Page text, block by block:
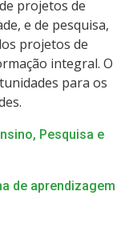
projetos de
e de pesquisa,
projetos de
integral. O
para os
Pesquisa e
de aprendizagem